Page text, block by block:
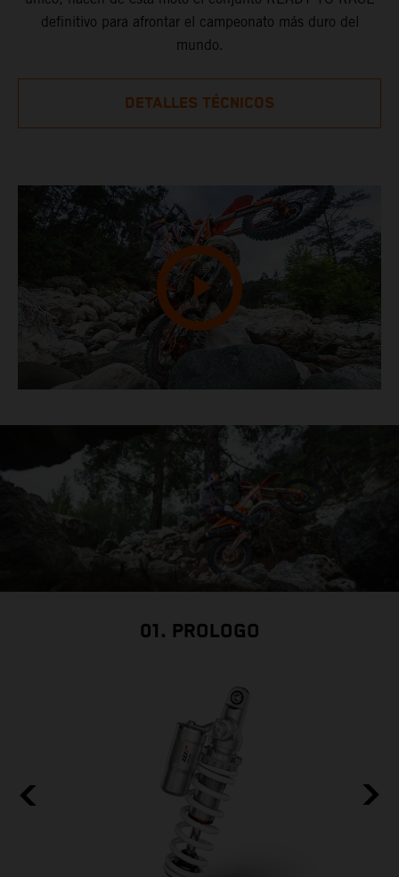
definitivo para afrontar el campeonato más duro del
mundo.
DETALLES TÉCNICOS
01. PROLOGO